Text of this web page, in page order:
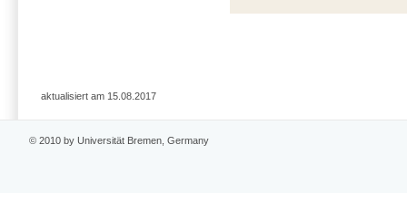
aktualisiert am 15.08.2017
© 2010 by Universität Bremen, Germany